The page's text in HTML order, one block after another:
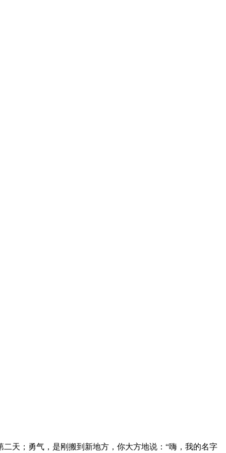
天；勇气，是刚搬到新地方，你大方地说：“嗨，我的名字